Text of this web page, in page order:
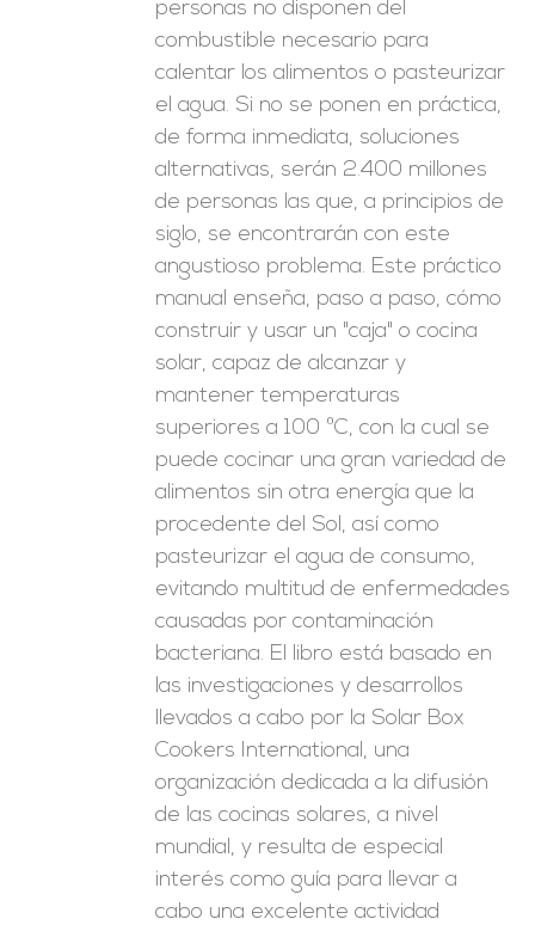
personas no disponen del
combustible necesario para
calentar los alimentos o pasteurizar
el agua. Si no se ponen en práctica,
de forma inmediata, soluciones
alternativas, serán 2.400 millones
de personas las que, a principios de
siglo, se encontrarán con este
angustioso problema. Este práctico
manual enseña, paso a paso, cómo
construir y usar un "caja" o cocina
solar, capaz de alcanzar y
mantener temperaturas
superiores a 100 ºC, con la cual se
puede cocinar una gran variedad de
alimentos sin otra energía que la
procedente del Sol, así como
pasteurizar el agua de consumo,
evitando multitud de enfermedades
causadas por contaminación
bacteriana. El libro está basado en
las investigaciones y desarrollos
llevados a cabo por la Solar Box
Cookers International, una
organización dedicada a la difusión
de las cocinas solares, a nivel
mundial, y resulta de especial
interés como guía para llevar a
cabo una excelente actividad